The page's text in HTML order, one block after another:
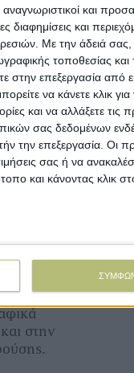
και
διαφημίσεις και
Με την άδειά σας,
τοποθεσίας
στην επεξεργασία από
να κάνετε κλικ για
και να αλλάξετε τις
σας δεδομένων
την επεξεργασία. Οι
σας ή να
και κάνοντας κλικ
η
στις
τους,
με
στην
νέα